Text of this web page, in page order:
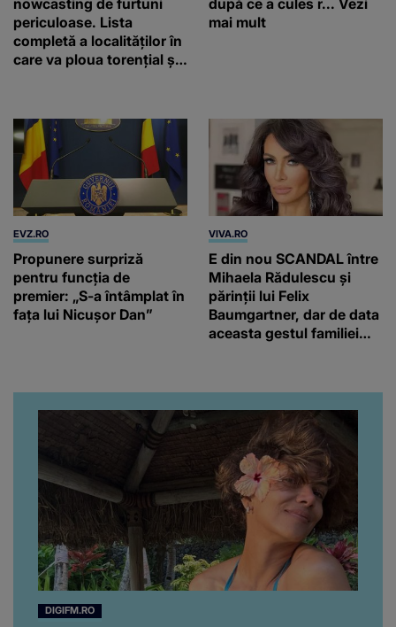
periculoase. Lista
completă a localităților în
care va ploua torențial și
mai mult
EVZ.RO
Propunere surpriză
pentru funcția de
premier: „S-a întâmplat în
fața lui Nicușor Dan”
VIVA.RO
E din nou SCANDAL între
Mihaela Rădulescu și
părinții lui Felix
Baumgartner, dar de data
aceasta gestul familiei
noastră! Fostei
prezentatoare nici că-i
vine să creadă că s-a
ajuns până aici, dar e
adevărat, au făcut-o și pe
asta! Și ce a ieșit la iveală
ar fi prea mult pentru
oricine: "Cu… mine, fata
româncă...”
DIGIFM.RO